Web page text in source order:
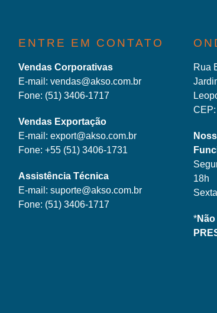
ENTRE EM CONTATO
Vendas Corporativas
E-mail:vendas@akso.com.br
Fone: (51) 3406-1717
Vendas Exportação
E-mail:export@akso.com.br
Fone:+55 (51) 3406-1731
Assistência Técnica
E-mail:suporte@akso.com.br
Fone: (51) 3406-1717
Rua
18h
*Não